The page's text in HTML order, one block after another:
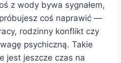
z wody bywa sygnałem,
coś naprawić —
rodzinny konflikt czy
psychiczną. Takie
jest jeszcze czas na